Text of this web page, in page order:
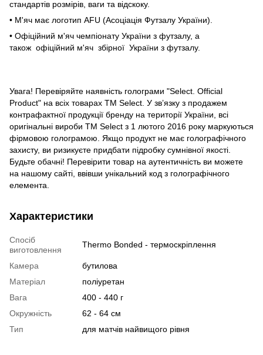
стандартів розмірів, ваги та відскоку.
• М'яч має логотип AFU (Асоціація Футзалу України).
• Офіційний м'яч чемпіонату України з футзалу, а
також офіційний м'яч збірної України з футзалу.
Увага! Перевіряйте наявність голограми "Select. Official
Product" на всіх товарах TM Select. У зв’язку з продажем
контрафактної продукції бренду на території України, всі
оригінальні вироби TM Select з 1 лютого 2016 року маркуються
фірмовою голограмою. Якщо продукт не має голографічного
захисту, ви ризикуєте придбати підробку сумнівної якості.
Будьте обачні! Перевірити товар на аутентичність ви можете
на нашому сайті, ввівши унікальний код з голографічного
елемента.
Характеристики
Спосіб
виготовлення
Thermo Bonded - термоскріплення
Камера
бутилова
Матеріал
поліуретан
Вага
400 - 440 г
Окружність
62 - 64 см
Тип
для матчів найвищого рівня